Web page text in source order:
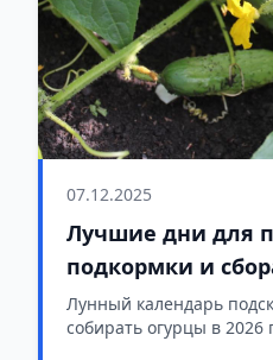
07.12.2025
Лучшие дни для
подкормки и
году
Лунный календарь
собирать огурцы в 2026